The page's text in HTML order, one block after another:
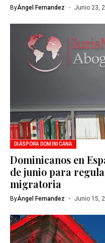
ByÁngel Fernandez Junio 23,
DIÁSPORA DOMINICANA
Dominicanos en
de junio para
migratoria
ByÁngel Fernandez Junio 15,